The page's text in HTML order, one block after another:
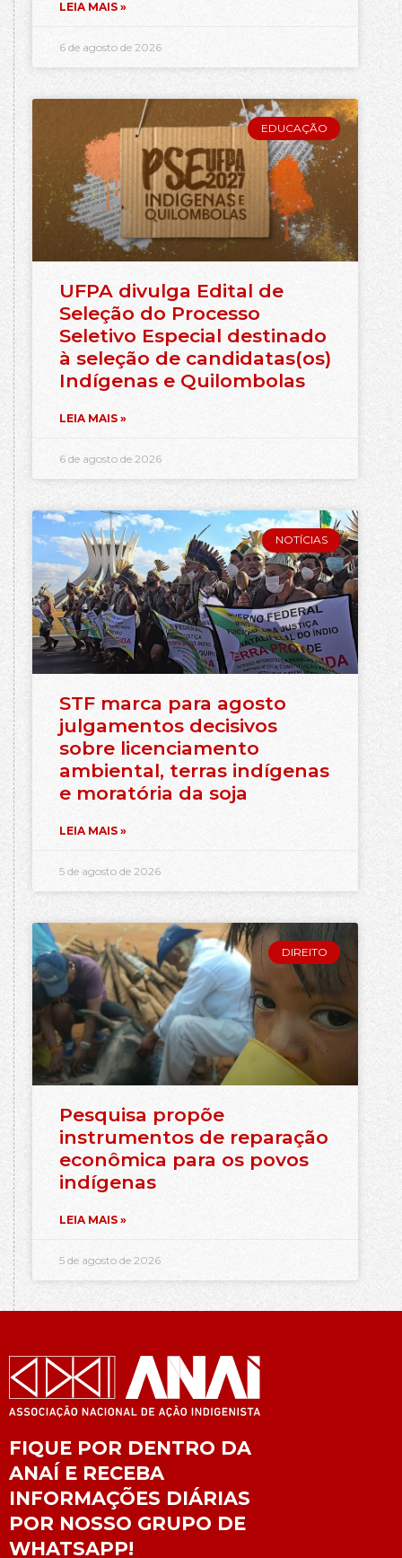
LEIA MAIS »
6 de agosto de 2026
EDUCAÇÃO
UFPA divulga Edital de
Seleção do Processo
Seletivo Especial destinado
à seleção de candidatas(os)
Indígenas e Quilombolas
LEIA MAIS »
6 de agosto de 2026
NOTÍCIAS
STF marca para agosto
julgamentos decisivos
sobre licenciamento
ambiental, terras indígenas
e moratória da soja
LEIA MAIS »
5 de agosto de 2026
DIREITO
Pesquisa propõe
instrumentos de reparação
econômica para os povos
indígenas
LEIA MAIS »
5 de agosto de 2026
FIQUE POR DENTRO DA
ANAÍ E RECEBA
INFORMAÇÕES DIÁRIAS
POR NOSSO GRUPO DE
WHATSAPP!